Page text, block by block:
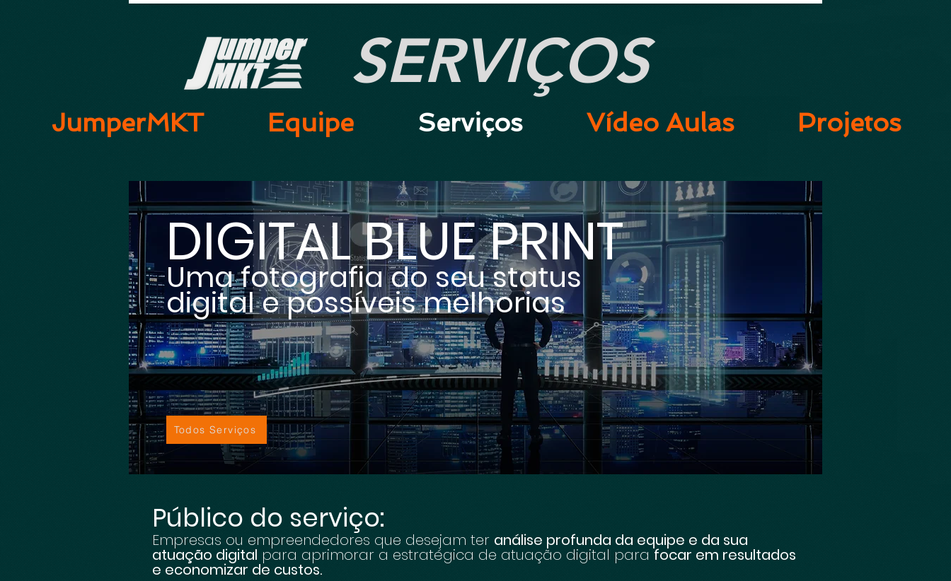
SERVIÇOS
JumperMKT Equipe Serviços Vídeo Aulas Projetos
DIGITAL BLUE PRINT
Uma fotografia do seu status
digital e possíveis melhorias
Todos Serviços
Público do serviço:
Empresas ou empreendedores que desejam ter análise profunda da equipe e da sua
atuação digital para aprimorar a estratégica de atuação digital parafocar em resultados
e economizar de custos.